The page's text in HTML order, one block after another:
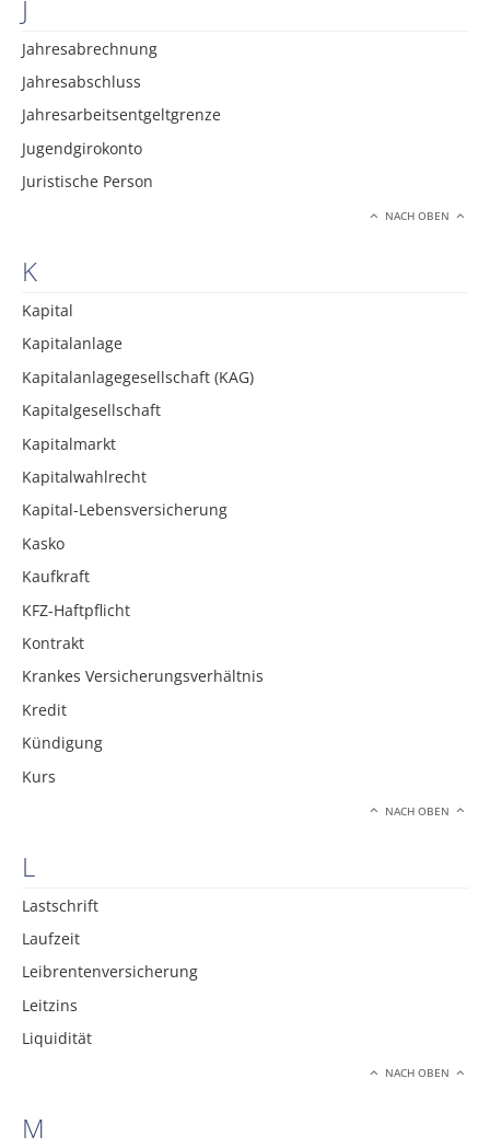
J
Jahresabrechnung
Jahresabschluss
Jahresarbeitsentgeltgrenze
Jugendgirokonto
Juristische Person
NACH OBEN
K
Kapital
Kapitalanlage
Kapitalanlagegesellschaft (KAG)
Kapitalgesellschaft
Kapitalmarkt
Kapitalwahlrecht
Kapital-Lebensversicherung
Kasko
Kaufkraft
KFZ-Haftpflicht
Kontrakt
Krankes Versicherungsverhältnis
Kredit
Kündigung
Kurs
NACH OBEN
L
Lastschrift
Laufzeit
Leibrentenversicherung
Leitzins
Liquidität
NACH OBEN
M